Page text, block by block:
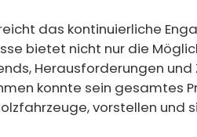
das kontinuierliche
bietet nicht nur die
Herausforderungen
konnte sein gesamtes
vorstellen und